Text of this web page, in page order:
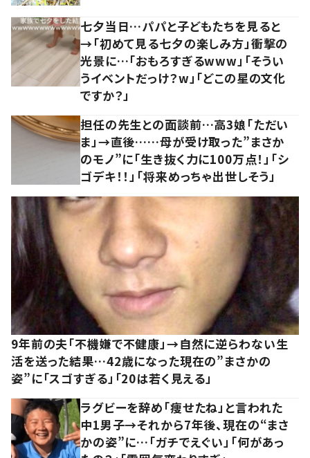
七夕当日…パパと子どもたちを見ると
→「初めて見る七夕の楽しみ方」衝撃の
光景に…「おもろすぎるwww」「そうい
うイベントだっけ？w」「どこの星の文化
ですか？」
担任の先生との面談前…高3娘「ただい
ま」→直後……母が受け取った”まさか
のモノ”に「生き抜く力に100万点！」「シ
ゴデキ！！」「将来めっちゃ出世しそう」
9年前の夫「不機嫌で不健康」→自然に逆らわない生
活を送った結果…42歳になった現在の”まさかの
姿”に「スゴすぎる」「20は若く見える」
ラグビーを辞め「痩せたね」と言われた
中1男子→それから7年後、現在の“まさ
かの姿”に…「ガチでえぐい」「何があっ